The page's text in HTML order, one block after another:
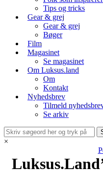
Tips og tricks
Gear & grej
Gear & grej
Bøger
Film
Magasinet
Se magasinet
Om Luksus.land
Om
Kontakt
Nyhedsbrev
Tilmeld
Se arkiv
×